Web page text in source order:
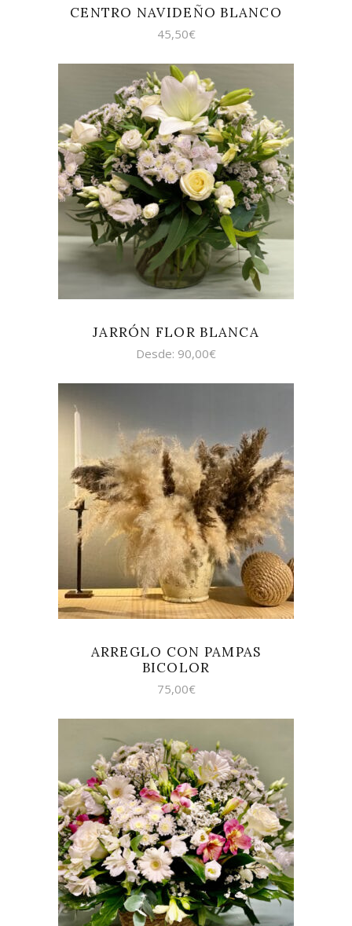
CENTRO NAVIDEÑO BLANCO
45,50€
SELECCIONAR OPCIONES
JARRÓN FLOR BLANCA
Desde: 90,00€
AÑADIR AL CARRITO
ARREGLO CON PAMPAS
BICOLOR
75,00€
SELECCIONAR OPCIONES